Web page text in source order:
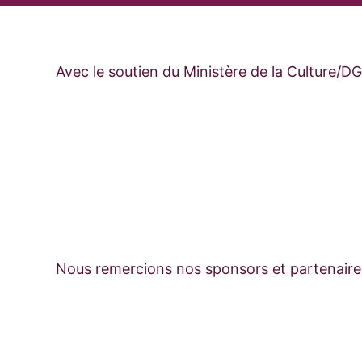
Avec le soutien du Ministère de la Culture/
Nous remercions nos sponsors et